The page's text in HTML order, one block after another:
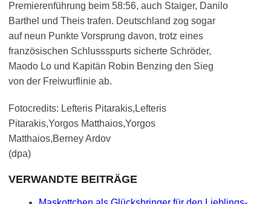
Premierenführung beim 58:56, auch Staiger, Danilo
Barthel und Theis trafen. Deutschland zog sogar
auf neun Punkte Vorsprung davon, trotz eines
französischen Schlussspurts sicherte Schröder,
Maodo Lo und Kapitän Robin Benzing den Sieg
von der Freiwurflinie ab.
Fotocredits: Lefteris Pitarakis,Lefteris
Pitarakis,Yorgos Matthaios,Yorgos
Matthaios,Berney Ardov
(dpa)
VERWANDTE BEITRÄGE